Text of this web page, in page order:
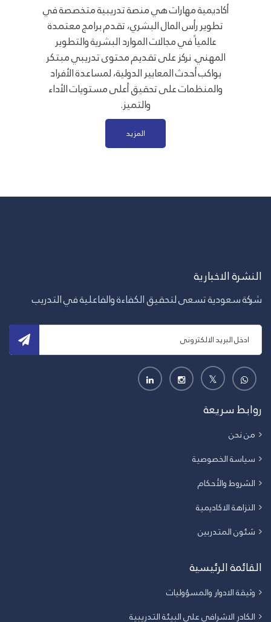
أكاديمية مهارات هي منصة تدريبية متخصصة في
تطوير رأس المال البشري، تقدم برامج معتمدة
عالمياً في مجالات الموارد البشرية والتطوير
المهني. نركز على تقديم محتوى تدريبي مبتكر
يواكب أحدث المعايير الدولية، لمساعدة الأفراد
والمنظمات على تحقيق أعلى مستويات الأداء
والتميز.
المزيد
النشرة الاخبارية
شركة سعودية تسعى لتحقيق الكفاءة والفاعلية في التدريب
روابط سريعة
من نحن
سياسة الخصوصية
الشروط والأحكام
النزاهة الاكاديمية
شئون المتدربين
القائمة الرئيسية
وثيقة الادوار والمسؤوليات
الكادر الاشرافي على البيئة التدريبية